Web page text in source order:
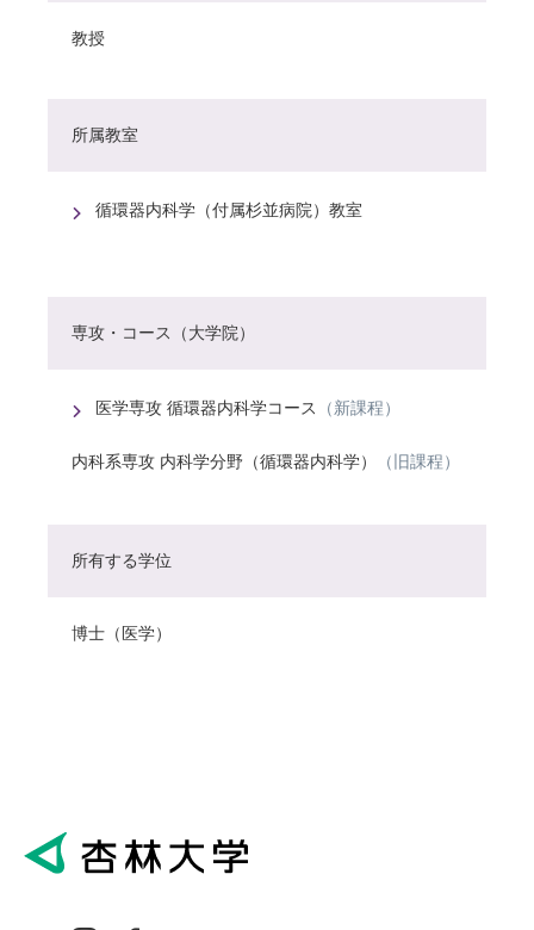
教授
所属教室
循環器内科学（付属杉並病院）教室
専攻・コース（大学院）
医学専攻 循環器内科学コース （新課程）
内科系専攻 内科学分野（循環器内科学） （旧課程）
所有する学位
博士（医学）